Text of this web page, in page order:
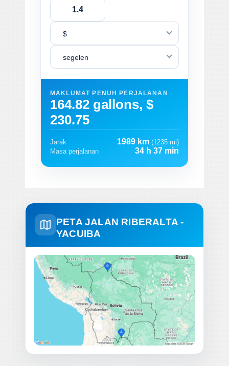
$
segelen
MAKLUMAT PENUH PERJALANAN
164.82 gallons, $
230.75
Jarak 1989 km (1235 mi)
Masa perjalanan
34 h 37 min
PETA JALAN RIBERALTA -
YACUIBA